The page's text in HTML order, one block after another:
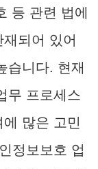
등 관련 법에
되어 있어
습니다. 현재
무 프로세스
많은 고민
정보보호 업